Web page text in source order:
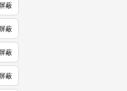
蔽
蔽
蔽
蔽